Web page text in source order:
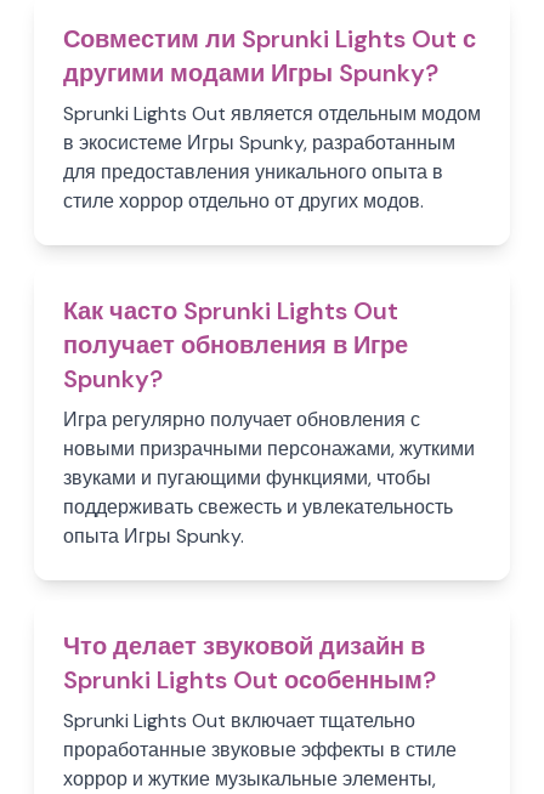
Совместим ли Sprunki Lights Out с
другими модами Игры Spunky?
Sprunki Lights Out является отдельным модом
в экосистеме Игры Spunky, разработанным
для предоставления уникального опыта в
стиле хоррор отдельно от других модов.
Как часто Sprunki Lights Out
получает обновления в Игре
Spunky?
Игра регулярно получает обновления с
новыми призрачными персонажами, жуткими
звуками и пугающими функциями, чтобы
поддерживать свежесть и увлекательность
опыта Игры Spunky.
Что делает звуковой дизайн в
Sprunki Lights Out особенным?
Sprunki Lights Out включает тщательно
проработанные звуковые эффекты в стиле
хоррор и жуткие музыкальные элементы,